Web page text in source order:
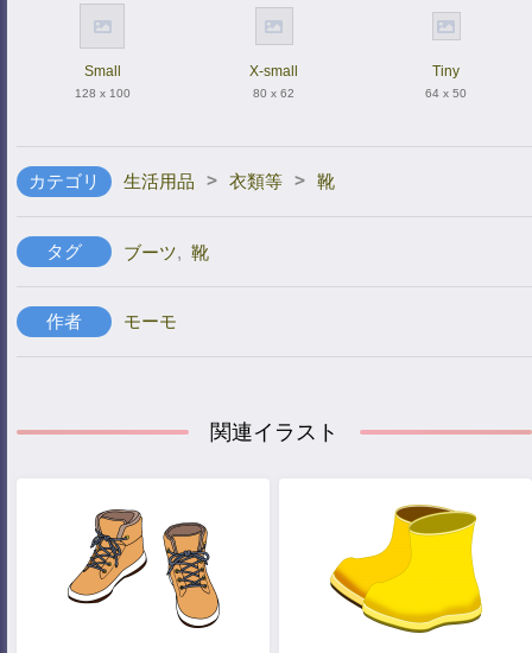
Small
128 x 100
X-small
80 x 62
Tiny
64 x 50
カテゴリ 生活用品 > 衣類等 > 靴
タグ ブーツ, 靴
作者 モーモ
関連イラスト